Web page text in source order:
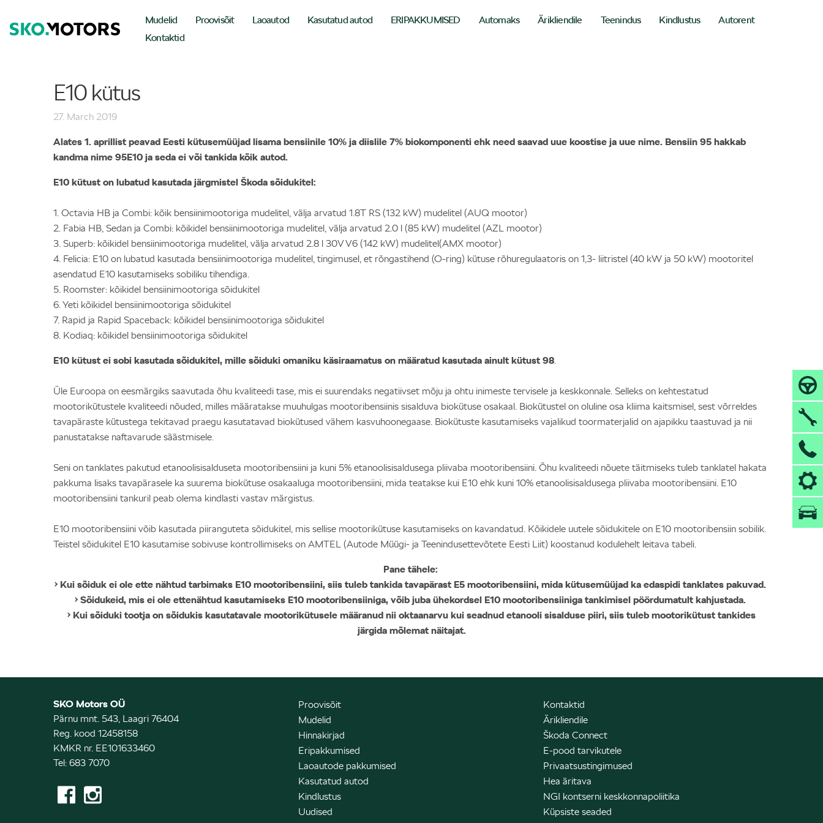
Mudelid Proovisõit Laoautod Kasutatud autod ERIPAKKUMISED Automaks Ärikliendile Teenindus Kindlustus
Autorent
Kontaktid
E10 kütus
27. March 2019
Alates 1. aprillist peavad Eesti kütusemüüjad lisama bensiinile 10% ja diislile 7% biokomponenti ehk need saavad uue koostise ja uue nime. Bensiin 95 hakkab
kandma nime 95E10 ja seda ei või tankida kõik autod.
E10 kütust on lubatud kasutada järgmistel Škoda sõidukitel:
1. Octavia HB ja Combi: kõik bensiinimootoriga mudelitel, välja arvatud 1.8T RS (132 kW) mudelitel (AUQ mootor)
2. Fabia HB, Sedan ja Combi: kõikidel bensiinimootoriga mudelitel, välja arvatud 2.0 l (85 kW) mudelitel (AZL mootor)
3. Superb: kõikidel bensiinimootoriga mudelitel, välja arvatud 2.8 l 30V V6 (142 kW) mudelitel(AMX mootor)
4. Felicia: E10 on lubatud kasutada bensiinimootoriga mudelitel, tingimusel, et rõngastihend (O-ring) kütuse rõhuregulaatoris on 1,3- liitristel (40 kW ja 50 kW) mootoritel
asendatud E10 kasutamiseks sobiliku tihendiga.
5. Roomster: kõikidel bensiinimootoriga sõidukitel
6. Yeti kõikidel bensiinimootoriga sõidukitel
7. Rapid ja Rapid Spaceback: kõikidel bensiinimootoriga sõidukitel
8. Kodiaq: kõikidel bensiinimootoriga sõidukitel
E10 kütust ei sobi kasutada sõidukitel, mille sõiduki omaniku käsiraamatus on määratud kasutada ainult kütust 98.
Üle Euroopa on eesmärgiks saavutada õhu kvaliteedi tase, mis ei suurendaks negatiivset mõju ja ohtu inimeste tervisele ja keskkonnale. Selleks on kehtestatud
mootorikütustele kvaliteedi nõuded, milles määratakse muuhulgas mootoribensiinis sisalduva biokütuse osakaal. Biokütustel on oluline osa kliima kaitsmisel, sest võrreldes
tavapäraste kütustega tekitavad praegu kasutatavad biokütused vähem kasvuhoonegaase. Biokütuste kasutamiseks vajalikud toormaterjalid on ajapikku taastuvad ja nii
panustatakse naftavarude säästmisele.
Seni on tanklates pakutud etanoolisisalduseta mootoribensiini ja kuni 5% etanoolisisaldusega pliivaba mootoribensiini. Õhu kvaliteedi nõuete täitmiseks tuleb tanklatel hakata
pakkuma lisaks tavapärasele ka suurema biokütuse osakaaluga mootoribensiini, mida teatakse kui E10 ehk kuni 10% etanoolisisaldusega pliivaba mootoribensiini. E10
mootoribensiini tankuril peab olema kindlasti vastav märgistus.
E10 mootoribensiini võib kasutada piiranguteta sõidukitel, mis sellise mootorikütuse kasutamiseks on kavandatud. Kõikidele uutele sõidukitele on E10 mootoribensiin sobilik.
Teistel sõidukitel E10 kasutamise sobivuse kontrollimiseks on AMTEL (Autode Müügi- ja Teenindusettevõtete Eesti Liit) koostanud kodulehelt leitava tabeli.
Pane tähele:
• Kui sõiduk ei ole ette nähtud tarbimaks E10 mootoribensiini, siis tuleb tankida tavapärast E5 mootoribensiini, mida kütusemüüjad ka edaspidi tanklates pakuvad.
• Sõidukeid, mis ei ole ettenähtud kasutamiseks E10 mootoribensiiniga, võib juba ühekordsel E10 mootoribensiiniga tankimisel pöördumatult kahjustada.
• Kui sõiduki tootja on sõidukis kasutatavale mootorikütusele määranud nii oktaanarvu kui seadnud etanooli sisalduse piiri, siis tuleb mootorikütust tankides
järgida mõlemat näitajat.
SKO Motors OÜ
Pärnu mnt. 543, Laagri 76404
Reg. kood 12458158
KMKR nr. EE101633460
Tel: 683 7070
Proovisõit
Mudelid
Hinnakirjad
Eripakkumised
Laoautode pakkumised
Kasutatud autod
Kindlustus
Uudised
Kontaktid
Ärikliendile
Škoda Connect
E-pood tarvikutele
Privaatsustingimused
Hea äritava
NGI kontserni keskkonnapoliitika
Küpsiste seaded